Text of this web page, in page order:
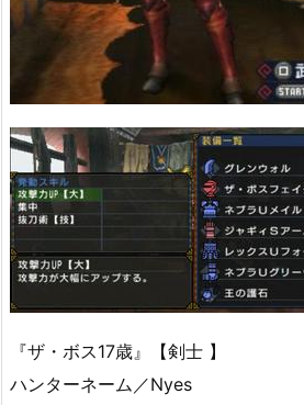
『ザ・ボス17歳』【剣士 】
ハンターネーム／Nyes